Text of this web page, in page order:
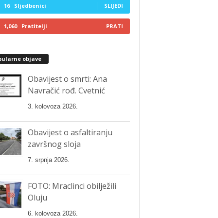
16 Sljedbenici SLIJEDI
1,060 Pratitelji PRATI
objave
Obavijest o smrti: Ana
Navračić rođ. Cvetnić
3. kolovoza 2026.
Obavijest o asfaltiranju
završnog sloja
7. srpnja 2026.
FOTO: Mraclinci obilježili
Oluju
6. kolovoza 2026.